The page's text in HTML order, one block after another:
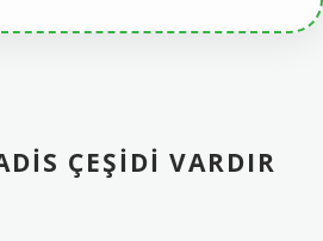
ÇEŞIDI VARDIR